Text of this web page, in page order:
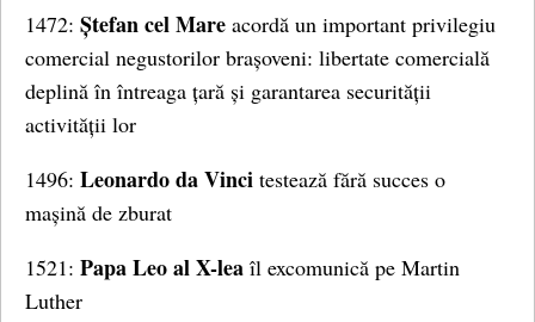
1472: Ștefan cel Mare acordă un important privilegiu
comercial negustorilor brașoveni: libertate comercială
deplină în întreaga țară și garantarea securității
activității lor
1496: Leonardo da Vinci testează fără succes o
mașină de zburat
1521: Papa Leo al X-lea îl excomunică pe Martin
Luther